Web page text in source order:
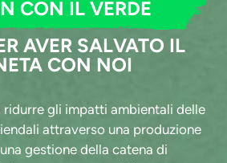
CON IL VERDE
AVER SALVATO IL
CON NOI
ridurre gli impatti ambientali delle
attraverso una produzione
gestione della catena di